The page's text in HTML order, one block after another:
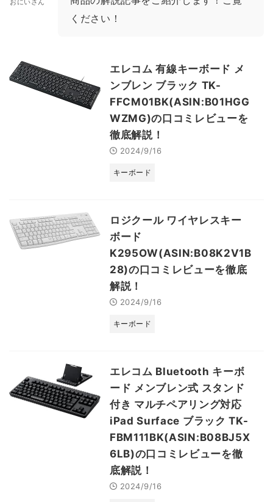
ください！
エレコム 有線キーボード メ
ンブレン ブラック TK-
FFCM01BK(ASIN:B01HGG
WZMG)の口コミレビューを
徹底解説！
2024/9/16
キーボード
ロジクール ワイヤレスキー
ボード
K295OW(ASIN:B08K2V1B
28)の口コミレビューを徹底
解説！
2024/9/16
キーボード
エレコム Bluetooth キーボ
ード メンブレン式 スタンド
付き マルチペアリング対応
iPad Surface ブラック TK-
FBM111BK(ASIN:B08BJ5X
6LB)の口コミレビューを徹
底解説！
2024/9/16